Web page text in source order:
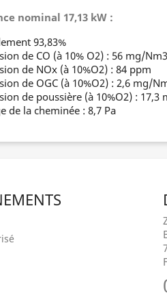
nominal 17,13 kW :
93,83%
de CO (à 10% O2) : 56 mg/Nm3
de NOx (à 10%O2) : 84 ppm
de OGC (à 10%O2) : 2,6 mg/
de poussière (à 10%O2) : 17,3
de la cheminée : 8,7 Pa